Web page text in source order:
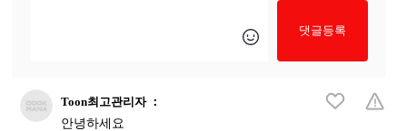
댓글등록
Toon최고관리자 ：
안녕하세요